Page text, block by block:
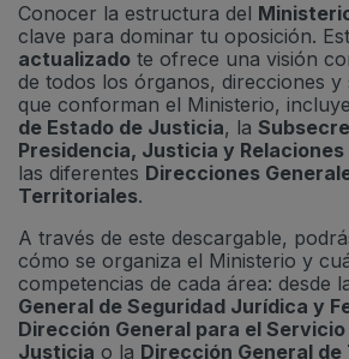
Conocer la estructura del
clave para dominar tu oposición.
actualizado te ofrece una visión
de todos los órganos, direcciones y
que conforman el Ministerio,
de Estado de Justicia, la
Presidencia, Justicia y
las diferentes Direcciones
Territoriales.
A través de este descargable,
cómo se organiza el Ministerio y
competencias de cada área: desde
General de Seguridad Jurídica y
Dirección General para el
Justicia o la Dirección General